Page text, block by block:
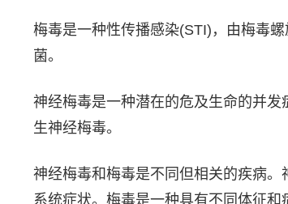
梅毒是一种性传播感染(STI)，由梅毒
菌。
神经梅毒是一种潜在的危及生命的并
生神经梅毒。
神经梅毒和梅毒是不同但相关的疾病
系统症状。梅毒是一种具有不同体征和